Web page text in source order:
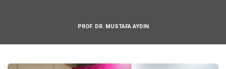
PROF. DR. MUSTAFA AYDIN